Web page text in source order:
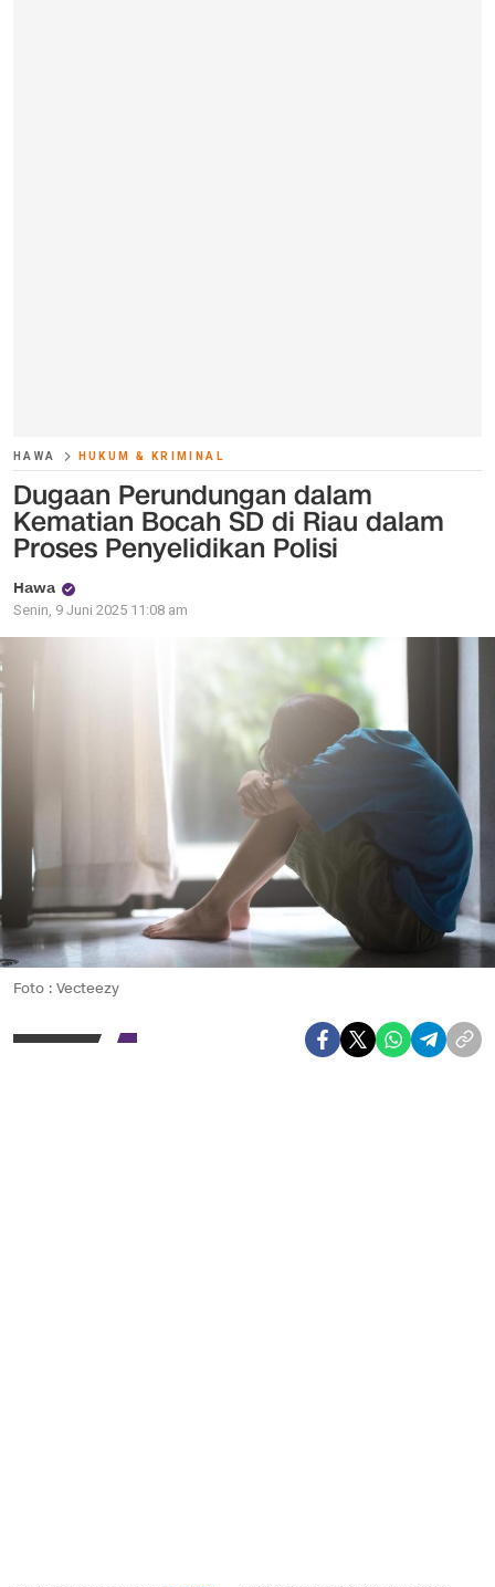
HAWA HUKUM & KRIMINAL
Dugaan Perundungan dalam
Kematian Bocah SD di Riau dalam
Proses Penyelidikan Polisi
Hawa
Senin, 9 Juni 2025 11:08 am
Foto : Vecteezy